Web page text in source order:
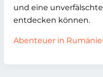
und eine
entdecken können.
Abenteuer in